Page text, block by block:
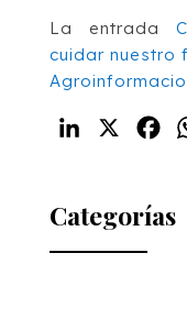
La entrada
cuidar nuestro
LinkedIn
Categorías